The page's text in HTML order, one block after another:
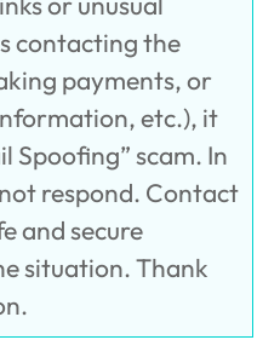
contacting the
payments, or
etc.), it
Spoofing” scam. In
respond. Contact
and secure
situation. Thank